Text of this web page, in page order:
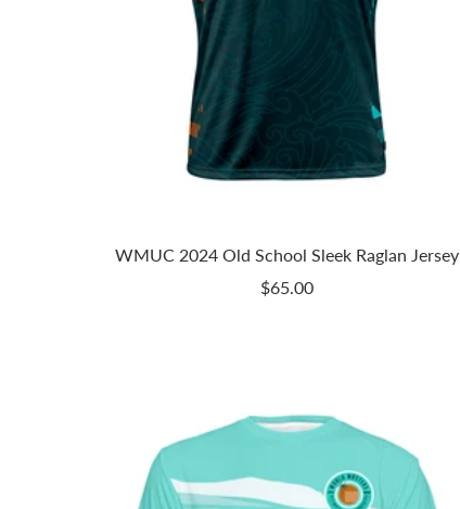
WMUC 2024 Old School Sleek Raglan Jersey
Prix
$65.00